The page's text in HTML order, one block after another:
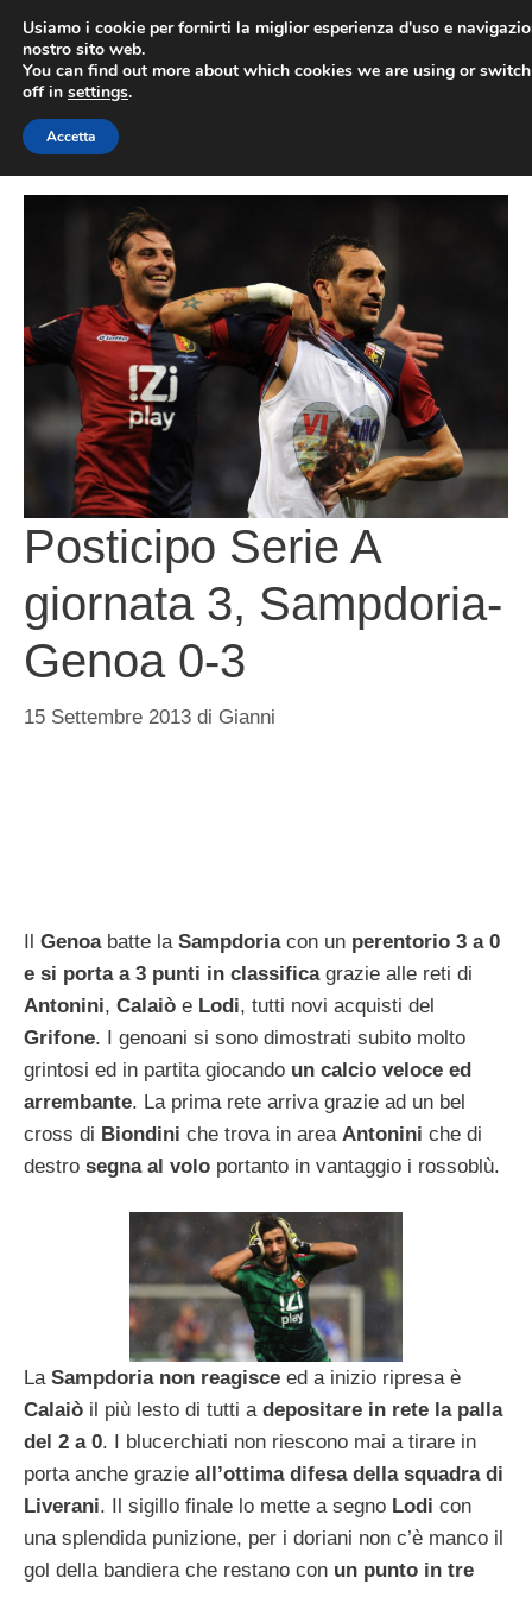
contenuto
Posticipo Serie A
giornata 3, Sampdoria-
Genoa 0-3
15 Settembre 2013 di Gianni
Il Genoabatte la Sampdoriacon un perentorio 3 a 0
e si porta a 3 punti in classificagrazie alle reti di
Antonini, Calaiò e Lodi, tutti novi acquisti del
Grifone. I genoani si sono dimostrati subito molto
grintosi ed in partita giocando un calcio veloce ed
arrembante. La prima rete arriva grazie ad un bel
cross di Biondini che trova in area Antonini che di
destro segna al volo portanto in vantaggio i rossoblù.
La Sampdoria non reagisce ed a inizio ripresa è
Calaiò il più lesto di tutti a depositare in rete la palla
del 2 a 0. I blucerchiati non riescono mai a tirare in
porta anche grazie all’ottima difesa della squadra di
Liverani. Il sigillo finale lo mette a segno Lodi con
una splendida punizione, per i doriani non c’è manco il
gol della bandiera che restano con un punto in tre
Usiamo i cookie per fornirti la miglior esperienza d'uso e
nostro sito web.
You can find out more about which cookies we are using or
off in settings.
Accetta